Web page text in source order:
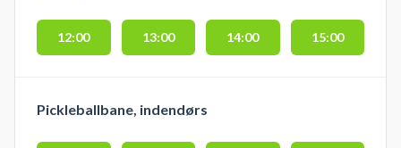
12:00 13:00 14:00 15:00
Pickleballbane, indendørs